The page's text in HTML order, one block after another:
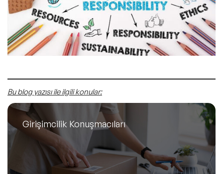
Bu blog yazısı ile ilgili konular:
Girişimcilik Konuşmacıları